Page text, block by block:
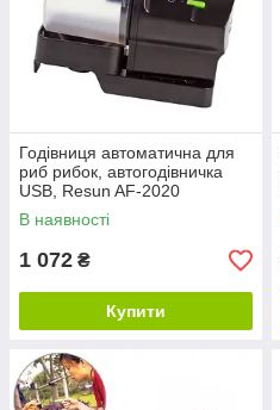
Годівниця автоматична для
риб рибок, автогодівничка
USB, Resun AF-2020
В наявності
1 072 ₴
Купити